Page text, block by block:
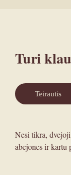
Turi
Teirautis
Nesi tikra,
abejones ir kartu